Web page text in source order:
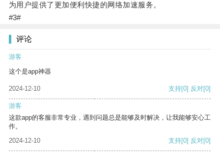
为用户提供了更加便利快捷的网络加速服务。
#3#
评论
游客
这个是app神器
2024-12-10 支持[0] 反对[0]
游客
这款app的客服非常专业，遇到问题总是能够及时解决，让我能够安心工
作。
2024-12-10
支持[0] 反对[0]